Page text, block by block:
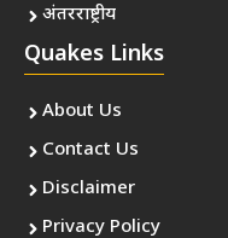
अंतरराष्ट्रीय
Quakes Links
About Us
Contact Us
Disclaimer
Privacy Policy